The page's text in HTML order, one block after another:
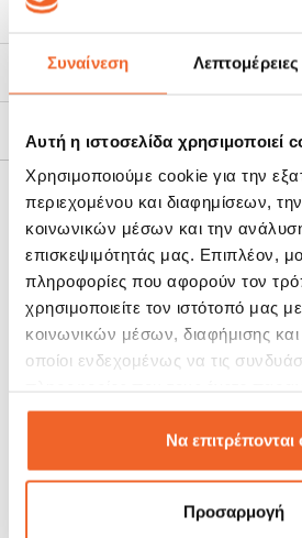
Συναίνεση Λεπτομέρειες
Αυτή η ιστοσελίδα χρησιμοποιεί
Χρησιμοποιούμε cookie για την
περιεχομένου και διαφημίσεων,
κοινωνικών μέσων και την
επισκεψιμότητάς μας. Επιπλέον,
πληροφορίες που αφορούν τον
χρησιμοποιείτε τον ιστότοπό μας
κοινωνικών μέσων, διαφήμισης
οποίοι ενδεχομένως να τις
έχουν συλλέξει σε σχέση με την
των υπηρεσιών τους.Να επιτρέπονται
Προσαρμογή
Χαρακτηριστικά
Τρόποι Αποστολής
Πολιτική Επιστροφών
ΣΧΕΤΙΚΆ
SALE!